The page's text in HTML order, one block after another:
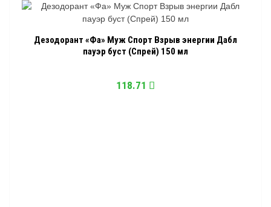
Дезодорант «Фа» Муж Спорт Взрыв энергии Дабл
пауэр буст (Спрей) 150 мл
118.71